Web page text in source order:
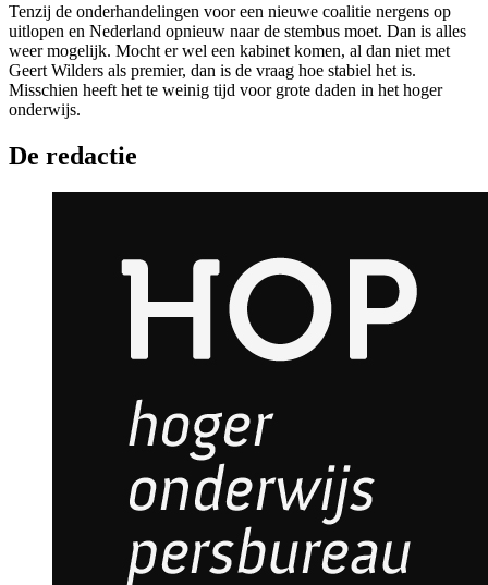
Tenzij de onderhandelingen voor een nieuwe coalitie nergens op
uitlopen en Nederland opnieuw naar de stembus moet. Dan is alles
weer mogelijk. Mocht er wel een kabinet komen, al dan niet met
Geert Wilders als premier, dan is de vraag hoe stabiel het is.
Misschien heeft het te weinig tijd voor grote daden in het hoger
onderwijs.
De redactie